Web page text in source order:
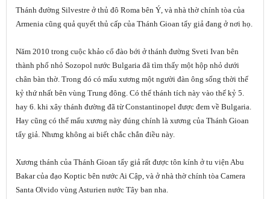
Thánh đường Silvestre ở thủ đô Roma bên Ý, và nhà thờ chính tòa của
Armenia cũng quả quyết thủ cấp của Thánh Gioan tẩy giả đang ở nơi họ.
Năm 2010 trong cuộc khảo cổ đào bới ở thánh đường Sveti Ivan bên
thành phố nhỏ Sozopol nước Bulgaria đã tìm thấy một hộp nhỏ dưới
chân bàn thờ. Trong đó có mẩu xương một người đàn ông sống thời thế
kỷ thứ nhất bên vùng Trung đông. Có thể thánh tích này vào thế kỷ 5.
hay 6. khi xây thánh đường đã từ Constantinopel được đem về Bulgaria.
Hay cũng có thể mẩu xương này đúng chính là xương của Thánh Gioan
tẩy giả. Nhưng không ai biết chắc chắn điều này.
Xương thánh của Thánh Gioan tẩy giả rất được tôn kính ở tu viện Abu
Bakar của đạo Koptic bên nước Ai Cập, và ở nhà thờ chính tòa Camera
Santa Olvido vùng Asturien nước Tây ban nha.